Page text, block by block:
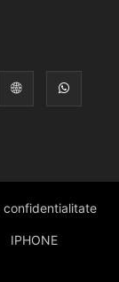
confidentialitate
IPHONE